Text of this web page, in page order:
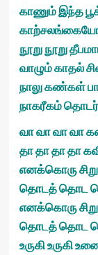
காணும் இந்த
நூறு நூறு
வாழும் காதல்
நாலு கண்கள்
நாகரீகம்
வா வா வா வா
தா தா தா தா
எனக்கொரு
தொடத் தொட
எனக்கொரு
தொடத் தொட
உருகி உருகி